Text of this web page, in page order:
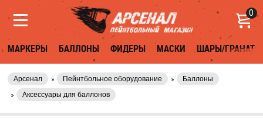
0
МАРКЕРЫ БАЛЛОНЫ ФИДЕРЫ МАСКИ ШАРЫ/ГРАНАТЫ
Арсенал Пейнтбольное оборудование
Баллоны
Аксессуары для баллонов